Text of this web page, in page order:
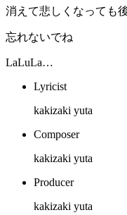
消えて悲しくなっても
忘れないでね
LaLuLa…
Lyricist
kakizaki yuta
Composer
kakizaki yuta
Producer
kakizaki yuta